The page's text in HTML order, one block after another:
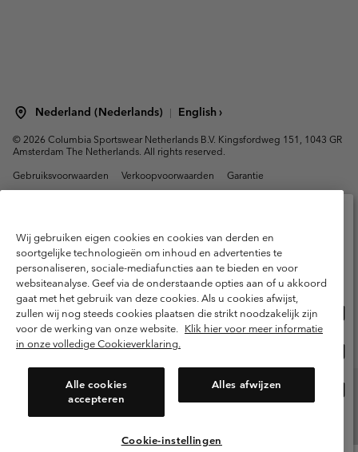
Nederland (Nederlands) | English ›
© 2026 Columbia Sportswear Netherlands B.V. Kingsfordweg 151, 1043 GR
Amsterdam The Netherlands. All rights reserved.
Gebruiksvoorwaarden
Verkoopvoorwaarden
Garantie
Cookies
Public CBCR
Helpcentrum: Maan-Vrij. 9:00 - 13:00 & 14:00 - 18:00
(+)31202415473
Wij gebruiken eigen cookies en cookies van derden en
soortgelijke technologieën om inhoud en advertenties te
personaliseren, sociale-mediafuncties aan te bieden en voor
websiteanalyse. Geef via de onderstaande opties aan of u akkoord
gaat met het gebruik van deze cookies. Als u cookies afwijst,
zullen wij nog steeds cookies plaatsen die strikt noodzakelijk zijn
voor de werking van onze website. Klik hier voor meer informatie
in onze volledige Cookieverklaring.
Alle cookies
accepteren
Alles afwijzen
Cookie-instellingen
Selecteer je verzendlocatie en taal
Online shoppen beschikbaar
United States
Netherlands-English
Netherlands-Dutch
Alle Locaties Bekijken